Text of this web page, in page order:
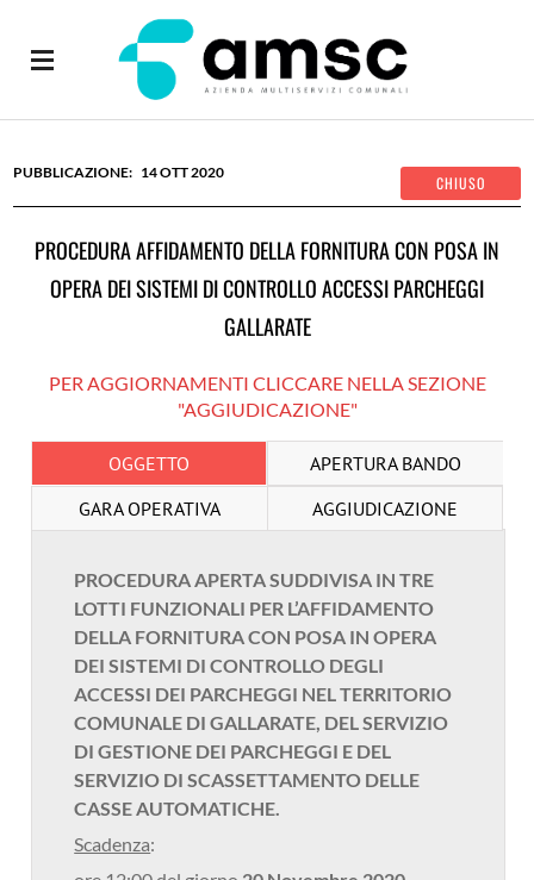
14OTT2020
PROCEDURA AFFIDAMENTO DELLA FORNITURA CON POSA IN
OPERA DEI SISTEMI DI CONTROLLO ACCESSI PARCHEGGI
GALLARATE
PER AGGIORNAMENTI CLICCARE NELLA SEZIONE
"AGGIUDICAZIONE"
OGGETTO
APERTURA BANDO
GARA OPERATIVA
AGGIUDICAZIONE
PROCEDURA APERTA SUDDIVISA IN TRE
LOTTI FUNZIONALI PER L’AFFIDAMENTO
DELLA FORNITURA CON POSA IN OPERA
DEI SISTEMI DI CONTROLLO DEGLI
ACCESSI DEI PARCHEGGI NEL TERRITORIO
COMUNALE DI GALLARATE, DEL SERVIZIO
DI GESTIONE DEI PARCHEGGI E DEL
SERVIZIO DI SCASSETTAMENTO DELLE
CASSE AUTOMATICHE.
Scadenza: